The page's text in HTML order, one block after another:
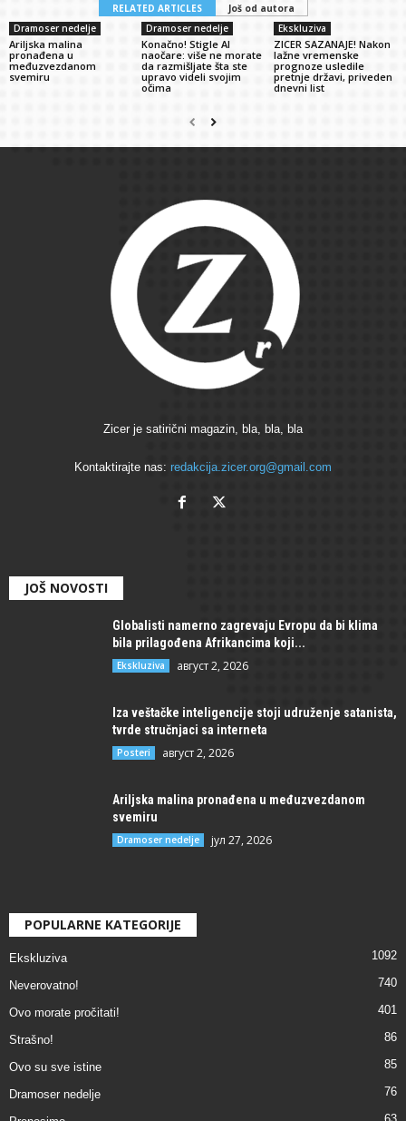
RELATED ARTICLES
Još od autora
Dramoser nedelje
Ariljska malina
pronađena u
međuzvezdanom
svemiru
Dramoser nedelje
Konačno! Stigle AI
naočare: više ne morate
da razmišljate šta ste
upravo videli svojim
očima
Ekskluziva
ZICER SAZANAJE! Nakon
lažne vremenske
prognoze usledile
pretnje državi, priveden
dnevni list
Zicer je satirični magazin, bla, bla, bla
Kontaktirajte nas: redakcija.zicer.org@gmail.com
JOŠ NOVOSTI
Globalisti namerno zagrevaju Evropu da bi klima
bila prilagođena Afrikancima koji...
Ekskluziva август 2, 2026
Iza veštačke inteligencije stoji udruženje satanista,
tvrde stručnjaci sa interneta
Posteri август 2, 2026
Ariljska malina pronađena u međuzvezdanom
svemiru
Dramoser nedelje јул 27, 2026
POPULARNE KATEGORIJE
Ekskluziva 1092
Neverovatno! 740
Ovo morate pročitati! 401
Strašno! 86
Ovo su sve istine 85
Dramoser nedelje 76